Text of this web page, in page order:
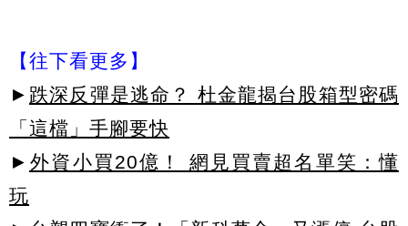
【往下看更多】
► 跌深反彈是逃命？ 杜金龍揭台股箱型密碼
「這檔」手腳要快
► 外資小買20億！ 網見買賣超名單笑：懂
玩